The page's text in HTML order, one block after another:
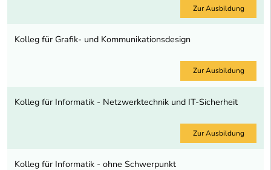
Zur Ausbildung
Kolleg für Grafik- und Kommunikationsdesign
Zur Ausbildung
Kolleg für Informatik - Netzwerktechnik und IT-Sicherheit
Zur Ausbildung
Kolleg für Informatik - ohne Schwerpunkt